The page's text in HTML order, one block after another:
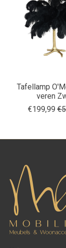
Tafellamp
veren
€199,99